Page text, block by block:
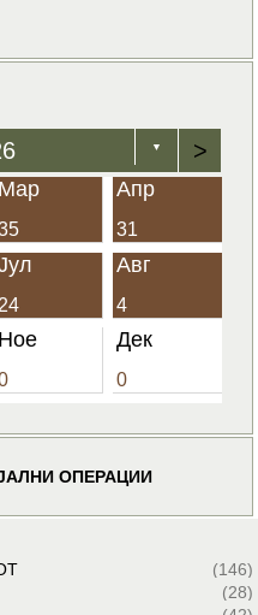
▼ >
Мар Апр
31
24
Авг
4
Ное Дек
0
ОПЕРАЦИИ
(146)
(28)